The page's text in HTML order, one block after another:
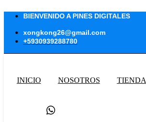
BIENVENIDO A PINES DIGITALES
xongkong26@gmail.com
+5930939288780
INICIO NOSOTROS TIENDA